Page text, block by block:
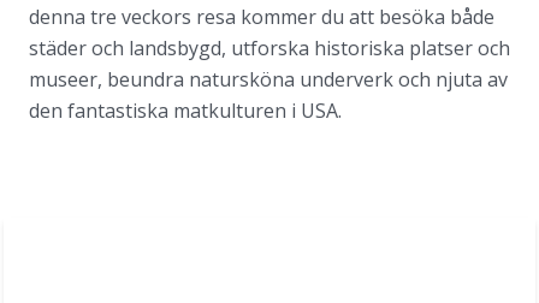
denna tre veckors resa kommer du att besöka både
städer och landsbygd, utforska historiska platser och
museer, beundra natursköna underverk och njuta av
den fantastiska matkulturen i USA.